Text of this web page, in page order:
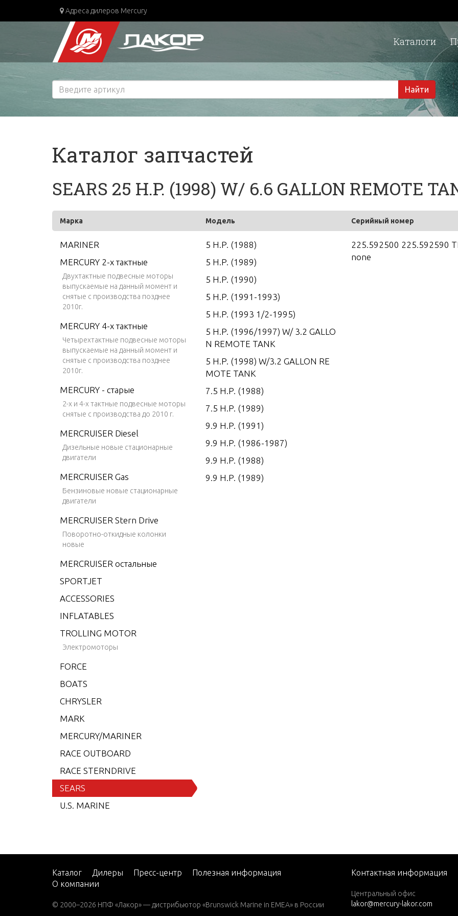
Адреса дилеров Mercury
Каталоги
Найти 1
Каталог запчастей
SEARS 25 H.P. (1998) W/ 6.6 GALLON REMOTE
Марка Модель Серийный номер
MARINER
MERCURY 2-х тактные
Двухтактные подвесные моторы
выпускаемые на данный момент и
снятые с производства позднее
2010г.
MERCURY 4-х тактные
Четырехтактные подвесные моторы
выпускаемые на данный момент и
снятые с производства позднее
2010г.
MERCURY - старые
2-х и 4-х тактные подвесные моторы
снятые с производства до 2010 г.
MERCRUISER Diesel
Дизельные новые стационарные
двигатели
MERCRUISER Gas
Бензиновые новые стационарные
двигатели
MERCRUISER Stern Drive
Поворотно-откидные колонки
новые
MERCRUISER остальные
SPORTJET
ACCESSORIES
INFLATABLES
TROLLING MOTOR
Электромоторы
FORCE
BOATS
CHRYSLER
MARK
MERCURY/MARINER
RACE OUTBOARD
RACE STERNDRIVE
SEARS
U.S. MARINE
5 H.P. (1988)
5 H.P. (1989)
5 H.P. (1990)
5 H.P. (1991-1993)
5 H.P. (1993 1/2-1995)
5 H.P. (1996/1997) W/ 3.2 GALLO
N REMOTE TANK
5 H.P. (1998) W/3.2 GALLON RE
MOTE TANK
7.5 H.P. (1988)
7.5 H.P. (1989)
9.9 H.P. (1991)
9.9 H.P. (1986-1987)
9.9 H.P. (1988)
9.9 H.P. (1989)
25 H.P. (1996)
25 H.P. (1997) W/ 6.6 GALLON R
225.592500 225.592590
none
Каталог Дилеры Пресс-центр
Полезная информация
О компании
© 2000–2026 НПФ «Лакор» — дистрибьютор «Brunswick Marine in EMEA» в России
Контактная информация
Центральный офис
lakor@mercury-lakor.com